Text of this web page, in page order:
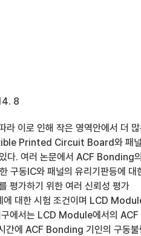
8
이로 인해 작은 영역안에서 더 많
Printed Circuit Board와 패
다. 여러 논문에서 ACF Bonding의
구동IC와 패널의 유리기판등에 대
평가하기 위한 여러 신뢰성 평가
대한 시험 조건이며 LCD
구에서는 LCD Module에서의 ACF
간에 ACF Bonding 기인의 구동불